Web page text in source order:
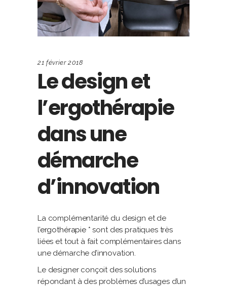
21 février 2018
Le design et
l’ergothérapie
dans une
démarche
d’innovation
La complémentarité du design et de
l’ergothérapie * sont des pratiques très
liées et tout à fait complémentaires dans
une démarche d’innovation.
Le designer conçoit des solutions
répondant à des problèmes d’usages d’un